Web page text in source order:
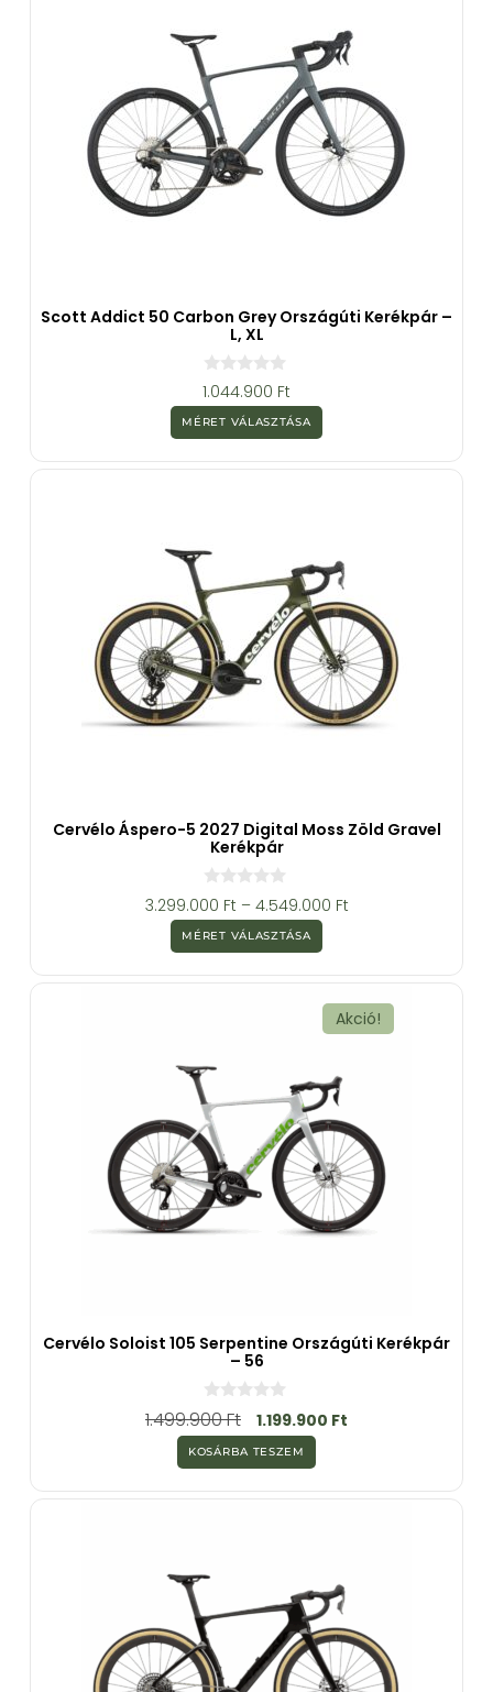
Scott Addict 50 Carbon Grey Országúti Kerékpár –
L, XL
0
a
z
5
b
1.044.900 Ft
MÉRET VÁLASZTÁSA
Cervélo Áspero-5 2027 Digital Moss Zöld Gravel
Kerékpár
0
a
z
5
b
3.299.000 Ft – 4.549.000 Ft
MÉRET VÁLASZTÁSA
Akció!
Cervélo Soloist 105 Serpentine Országúti Kerékpár
– 56
0
a
5
-
b
ő
1.499.900Ft 1.199.900 Ft
KOSÁRBA TESZEM